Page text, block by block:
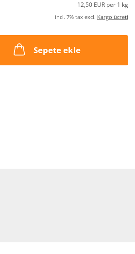
12,50 EUR per 1 kg
incl. 7% tax excl. Kargo ücreti
Sepete ekle